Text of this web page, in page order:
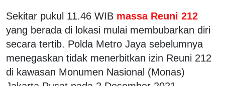
Sekitar pukul 11.46 WIB massa Reuni 212
yang berada di lokasi mulai membubarkan diri
secara tertib. Polda Metro Jaya sebelumnya
menegaskan tidak menerbitkan izin Reuni 212
di kawasan Monumen Nasional (Monas)